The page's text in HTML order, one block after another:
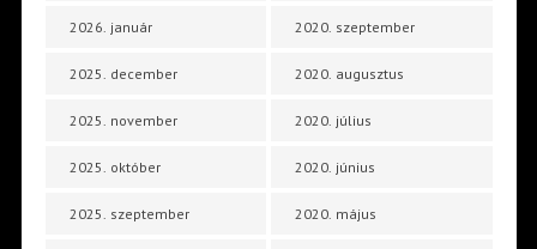
2026. január
2025. december
2025. november
2025. október
2025. szeptember
2020. szeptember
2020. augusztus
2020. július
2020. június
2020. május